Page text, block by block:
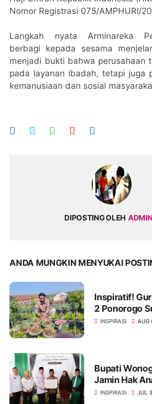
Nomor Registrasi 075/AMPHURI/
Langkah nyata Arminareka
berbagi kepada sesama
menjadi bukti bahwa perusahaan
pada layanan ibadah, tetapi juga
kemanusiaan dan sosial
DIPOSTING OLEH ADMIN
ANDA MUNGKIN MENYUKAI
Inspiratif!
2 Ponorogo
3 Jadi Kebun
INSPIRASI AUG
Bupati
Jamin Hak
hingga
INSPIRASI JUL